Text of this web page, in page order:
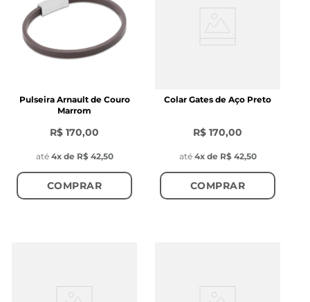
Pulseira Arnault de Couro
Marrom
R$ 170,00
até 4x de R$ 42,50
COMPRAR
Colar Gates de Aço Preto
R$ 170,00
até 4x de R$ 42,50
COMPRAR